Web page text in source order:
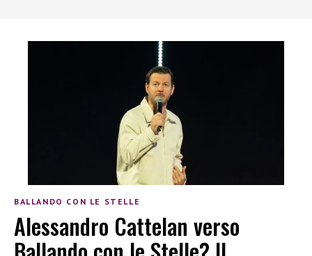
BALLANDO CON LE STELLE
Alessandro Cattelan verso